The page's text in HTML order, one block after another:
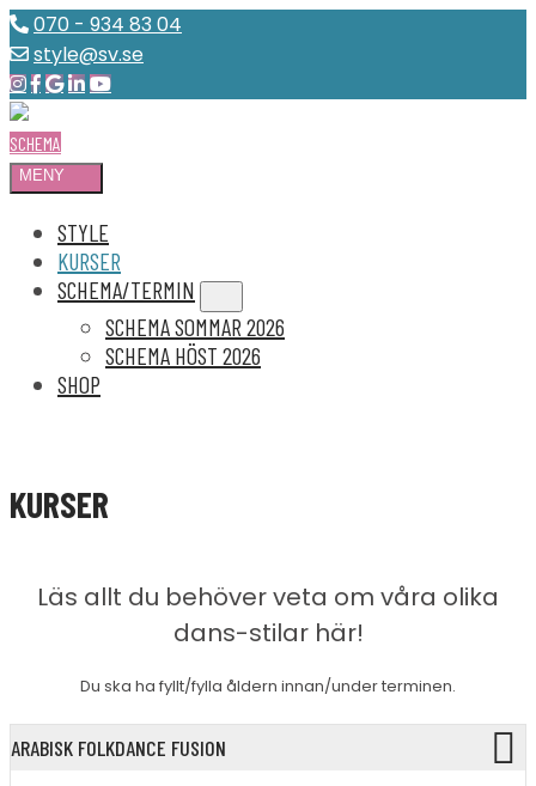
070 - 934 83 04
style@sv.se
SCHEMA
MENY
Open
main
menu
STYLE
KURSER
SCHEMA/TERMIN
submenu
SCHEMA SOMMAR 2026
SCHEMA HÖST 2026
SHOP
KURSER
Läs allt du behöver veta om våra olika
dans-stilar här!
Du ska ha fyllt/fylla åldern innan/under terminen.
ARABISK FOLKDANCE FUSION